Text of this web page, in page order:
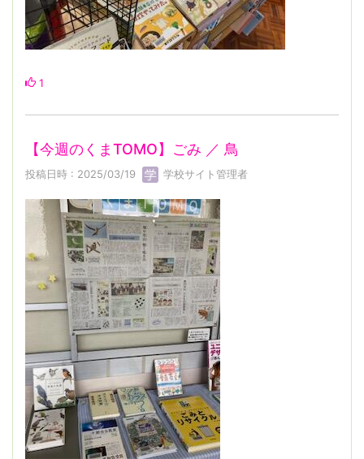
1
【今週のくまTOMO】ごみ ／ 鳥
投稿日時 : 2025/03/19 学校サイト管理者